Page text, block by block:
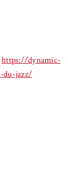
https://dynamic-
du-jazz/